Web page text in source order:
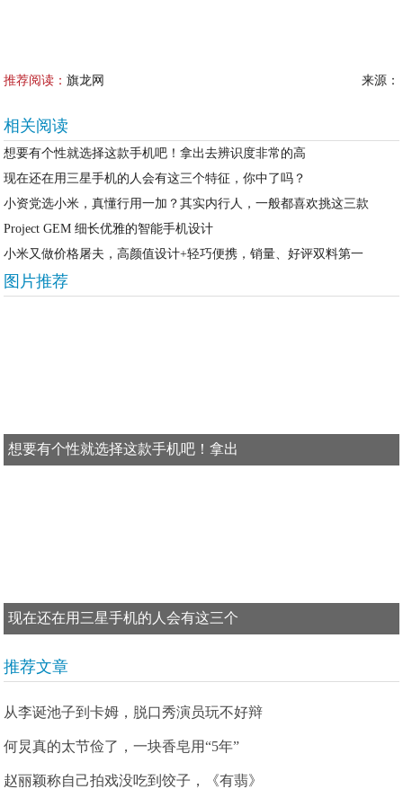
推荐阅读：旗龙网 来源：
相关阅读
想要有个性就选择这款手机吧！拿出去辨识度非常的高
现在还在用三星手机的人会有这三个特征，你中了吗？
小资党选小米，真懂行用一加？其实内行人，一般都喜欢挑这三款
Project GEM 细长优雅的智能手机设计
小米又做价格屠夫，高颜值设计+轻巧便携，销量、好评双料第一
图片推荐
想要有个性就选择这款手机吧！拿出
现在还在用三星手机的人会有这三个
推荐文章
从李诞池子到卡姆，脱口秀演员玩不好辩
何炅真的太节俭了，一块香皂用“5年”
赵丽颖称自己拍戏没吃到饺子，《有翡》